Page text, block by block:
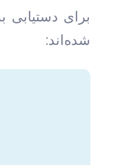
برای
شده‌اند: